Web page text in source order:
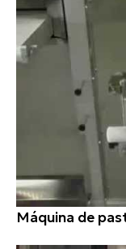
Máquina de